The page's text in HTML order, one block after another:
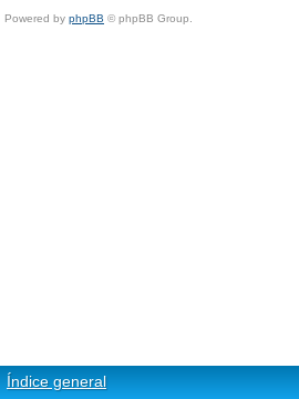
Powered by phpBB © phpBB Group.
Índice general